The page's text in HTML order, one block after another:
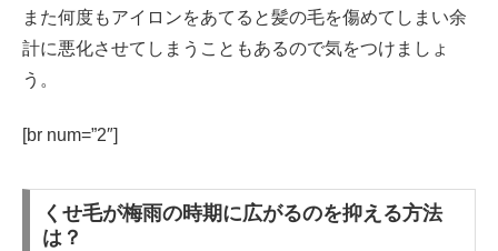
また何度もアイロンをあてると髪の毛を傷めてしまい余
計に悪化させてしまうこともあるので気をつけましょ
う。
[br num=”2″]
くせ毛が梅雨の時期に広がるのを抑える方法
は？